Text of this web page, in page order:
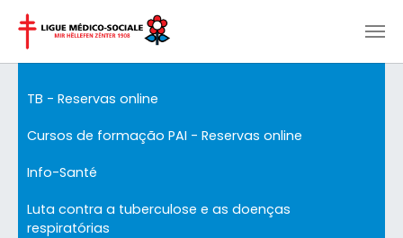
TB - Reservas online
Cursos de formação PAI - Reservas online
Info-Santé
Luta contra a tuberculose e as doenças
respiratórias